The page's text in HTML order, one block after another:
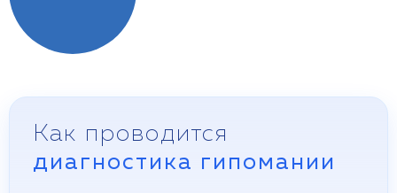
Как проводится
диагностика гипомании